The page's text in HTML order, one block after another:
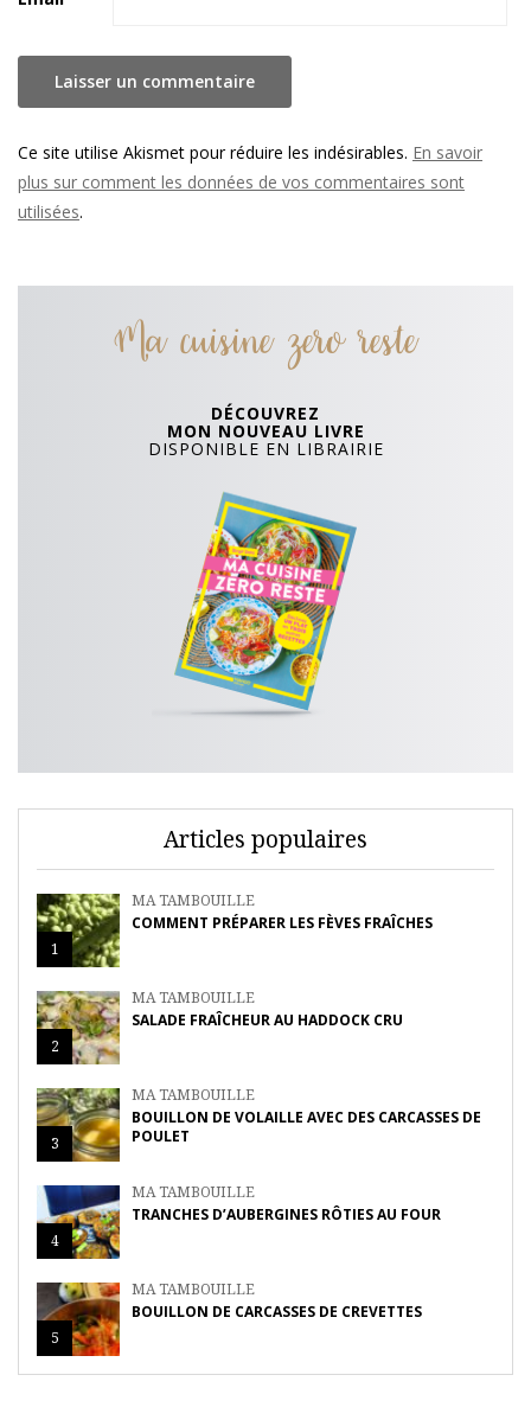
Ce site utilise Akismet pour réduire les indésirables. En savoir
plus sur comment les données de vos commentaires sont
utilisées.
Ma cuisine zero reste
DÉCOUVREZ
MON NOUVEAU LIVRE
DISPONIBLE EN LIBRAIRIE
Articles populaires
1
MA TAMBOUILLE
COMMENT PRÉPARER LES FÈVES FRAÎCHES
2
MA TAMBOUILLE
SALADE FRAÎCHEUR AU HADDOCK CRU
3
MA TAMBOUILLE
BOUILLON DE VOLAILLE AVEC DES CARCASSES DE
POULET
4
MA TAMBOUILLE
TRANCHES D’AUBERGINES RÔTIES AU FOUR
5
MA TAMBOUILLE
BOUILLON DE CARCASSES DE CREVETTES